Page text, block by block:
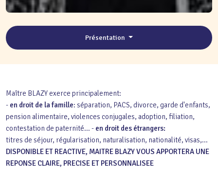
Présentation
Maître BLAZY exerce principalement:
- en droit de la famille: séparation, PACS, divorce, garde d'enfants,
pension alimentaire, violences conjugales, adoption, filiation,
contestation de paternité... - en droit des étrangers:
titres de séjour, régularisation, naturalisation, nationalité, visas,...
DISPONIBLE ET REACTIVE, MAITRE BLAZY VOUS APPORTERA UNE
REPONSE CLAIRE, PRECISE ET PERSONNALISEE